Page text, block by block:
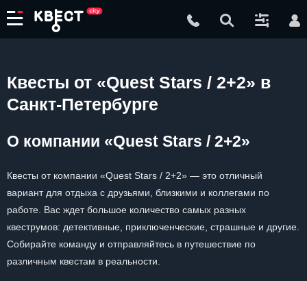
Квесты от «Quest Stars / 2+2» в
Санкт-Петербурге
О компании «Quest Stars / 2+2»
Квесты от компании «Quest Stars / 2+2» — это отличный
вариант для отдыха с друзьями, близкими и коллегами по
работе. Вас ждет большое количество самых разных
квеструмов: детективные, приключенческие, страшные и другие.
Собирайте команду и отправляйтесь в путешествие по
различным квестам в реальности.